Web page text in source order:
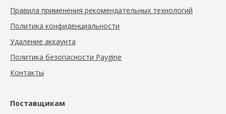
Правила применения рекомендательных технологий
Политика конфиденциальности
Удаление аккаунта
Политика безопасности Paygine
Контакты
Поставщикам